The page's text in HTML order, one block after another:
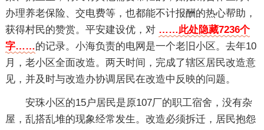
办理养老保险、交电费等，也都能不计报酬的热心帮助，
获得村民的赞赏。平安建设优，对 ……此处隐藏7236个
字……的记录。小海负责的电网是一个老旧小区。去年10
月，老小区全面改造。两天时间，完成了辖区居民改造意
见，并及时与改造办协调居民在改造中反映的问题。
安珠小区的15户居民是原107厂的职工宿舍，没有杂
屋，乱搭乱堆的现象经常发生。改造必须拆迁，居民抱怨